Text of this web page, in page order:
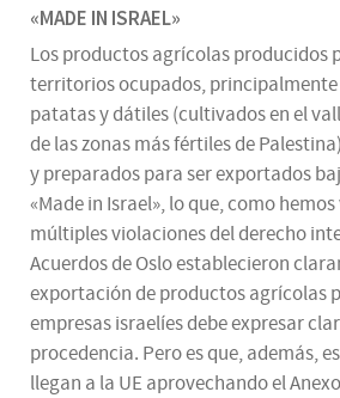
«MADE IN ISRAEL»
Los productos agrícolas producidos
territorios ocupados,
patatas y dátiles (cultivados en el
de las zonas más fértiles de
y preparados para ser exportados
«Made in Israel», lo que, como
múltiples violaciones del derecho
Acuerdos de Oslo establecieron
exportación de productos agrícolas
empresas israelíes debe expresar
procedencia. Pero es que, además,
llegan a la UE aprovechando el